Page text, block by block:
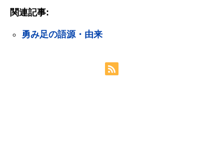
関連記事:
勇み足の語源・由来